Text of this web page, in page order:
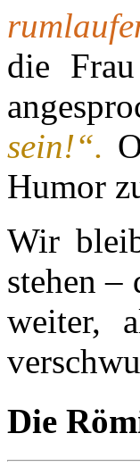
die
sein!“.
Humor
Wir
stehen –
weiter,
Die